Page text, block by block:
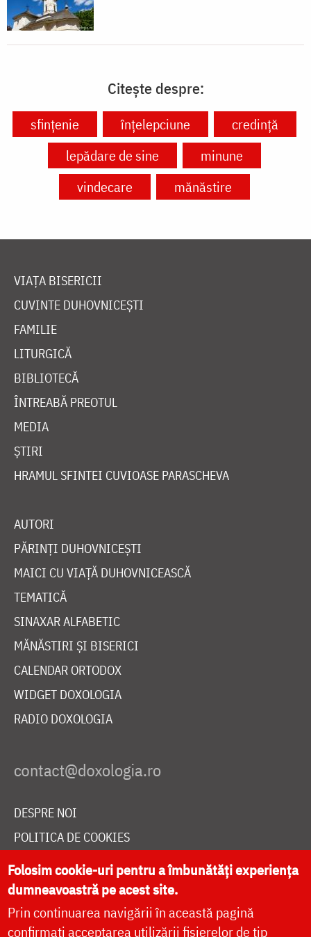
Citește despre:
sfințenie înțelepciune
credință
lepădare de sine
minune
vindecare
mănăstire
VIAȚA BISERICII
CUVINTE DUHOVNICEȘTI
FAMILIE
LITURGICĂ
BIBLIOTECĂ
ÎNTREABĂ PREOTUL
MEDIA
ȘTIRI
HRAMUL SFINTEI CUVIOASE PARASCHEVA
AUTORI
PĂRINȚI DUHOVNICEȘTI
MAICI CU VIAȚĂ DUHOVNICEASCĂ
TEMATICĂ
SINAXAR ALFABETIC
MĂNĂSTIRI ȘI BISERICI
CALENDAR ORTODOX
WIDGET DOXOLOGIA
RADIO DOXOLOGIA
DESPRE NOI
POLITICA DE COOKIES
DONEAZĂ ONLINE PENTRU CATEDRALA NAȚIONALĂ
LIVE
Folosim cookie-uri pentru a îmbunătăți experiența
dumneavoastră pe acest site.
Prin continuarea navigării în această pagină
confirmați acceptarea utilizării fișierelor de tip